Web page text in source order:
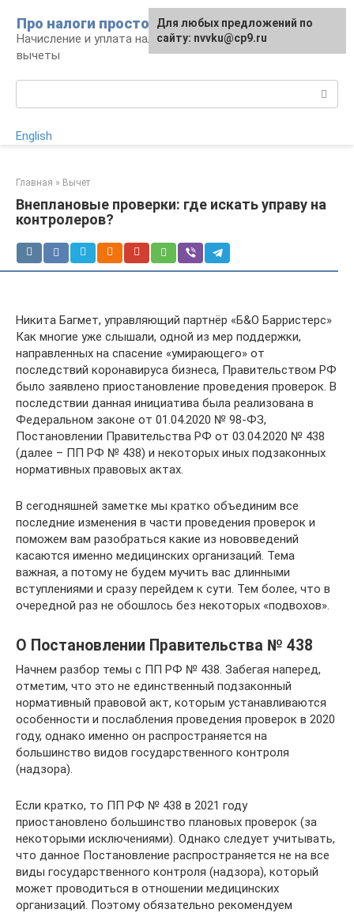
контенту
Про налоги просто
Начисление и уплата налогов, налоговые
вычеты
English
Главная » Вычет
Внеплановые проверки: где искать управу на
контролеров?
Никита Багмет, управляющий партнёр «Б&О Барристерс»
Как многие уже слышали, одной из мер поддержки,
направленных на спасение «умирающего» от
последствий коронавируса бизнеса, Правительством РФ
было заявлено приостановление проведения проверок. В
последствии данная инициатива была реализована в
Федеральном законе от 01.04.2020 № 98-ФЗ,
Постановлении Правительства РФ от 03.04.2020 № 438
(далее – ПП РФ № 438) и некоторых иных подзаконных
нормативных правовых актах.
В сегодняшней заметке мы кратко объединим все
последние изменения в части проведения проверок и
поможем вам разобраться какие из нововведений
касаются именно медицинских организаций. Тема
важная, а потому не будем мучить вас длинными
вступлениями и сразу перейдем к сути. Тем более, что в
очередной раз не обошлось без некоторых «подвохов».
О Постановлении Правительства № 438
Начнем разбор темы с ПП РФ № 438. Забегая наперед,
отметим, что это не единственный подзаконный
нормативный правовой акт, которым устанавливаются
особенности и послабления проведения проверок в 2020
году, однако именно он распространяется на
большинство видов государственного контроля
(надзора).
Если кратко, то ПП РФ № 438 в 2021 году
приостановлено большинство плановых проверок (за
некоторыми исключениями). Однако следует учитывать,
что данное Постановление распространяется не на все
виды государственного контроля (надзора), который
может проводиться в отношении медицинских
организаций. Поэтому обязательно рекомендуем
Для любых предложений по
сайту: nvvku@cp9.ru